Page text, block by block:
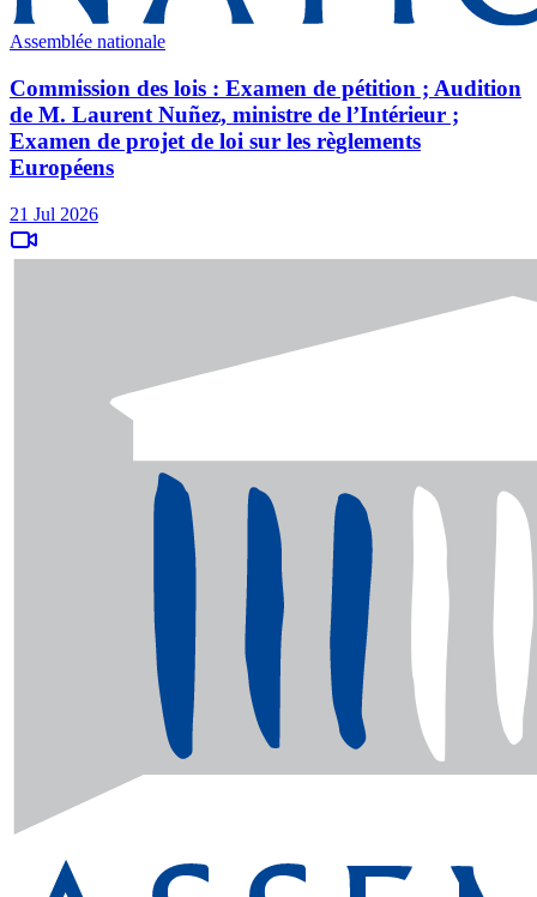
Assemblée nationale
Commission des lois : Examen de pétition ; Audition
de M. Laurent Nuñez, ministre de l’Intérieur ;
Examen de projet de loi sur les règlements
Européens
21 Jul 2026